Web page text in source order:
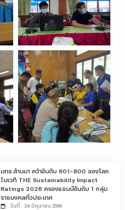
มทร.ล้านนา คว้าอันดับ 601-800 ของโลก
ในเวที THE Sustainability Impact
Ratings 2026 ครองแชมป์อันดับ 1 กลุ่ม
ราชมงคลทั่วประเทศ
วันที่ : 24 มิถุนายน 2569